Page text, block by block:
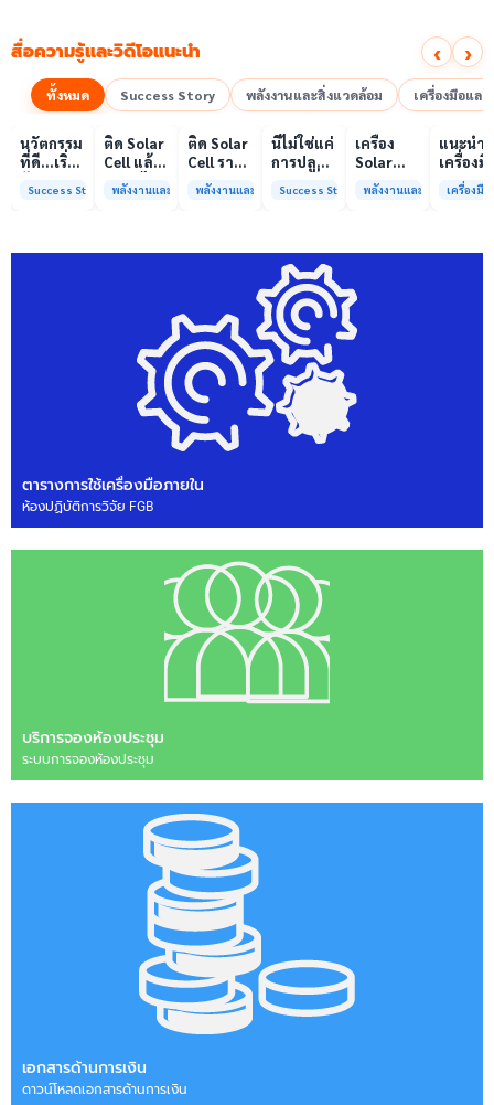
สื่อความรู้และวิดีโอแนะนำ ‹ ›
ทั้งหมด Success Story พลังงานและสิ่งแวดล้อม เครื่องมือแล
00:10
นวัตกรรม
ที่ดี…เริ่ม
ความร่วม
Success Story
00:10
ติด Solar
Cell แล้ว
ลดค่าไฟ
ได้จริง
พลังงานและสิ่งแวดล้อม
00:08
ติด Solar
Cell ราคา
แพง แต่
ค่าไฟ
พลังงานและสิ่งแวดล้อม
เล่นวิดีโอ
นี่ไม่ใช่แค่
การปลูก
คือการ
ให้ป่า
ต้นน้ำและ
ชุมชน
Success Story
เครื่อง
Solar
Simulator
มาตรฐาน
รับรอง
ISO/IEC17025
บริการ
พลังงานและสิ่งแวดล้อม
เล่
01:00
แนะนำ
เครื่องมื
วิเคราะ
ทดสอบ
การกลา
เครื่องมื
ตารางการใช้เครื่องมือภายใน
ห้องปฏิบัติการวิจัย FGB
บริการจองห้องประชุม
ระบบการจองห้องประชุม
เอกสารด้านการเงิน
ดาวน์โหลดเอกสารด้านการเงิน